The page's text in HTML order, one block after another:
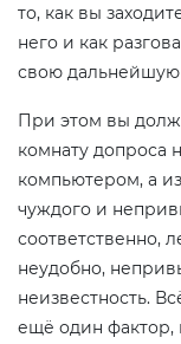
то, как вы
него и как
свою
При этом вы
комнату допроса
компьютером, а
чуждого и
соответственно,
неудобно,
неизвестность.
ещё один фактор,